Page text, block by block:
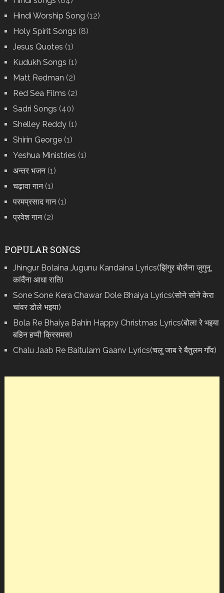
Hindi Worship Song (12)
Holy Spirit Songs (8)
Jesus Quotes (1)
Kudukh Songs (1)
Matt Redman (2)
Red Sea Films (2)
Sadri Songs (40)
Shelley Reddy(1)
Shirin George(1)
Yeshua Ministries (1)
अन्तर भजन(1)
चढ़ावा गान(1)
परमप्रसाद गान(1)
प्रवेश गान(2)
POPULAR SONGS
Jhingur Bolaina Jugunu Kandaina Lyrics(झिंगुर बोलैना जुगुनू
कांदैंना आधा राति)
Sone Sone Kera Chawar Dole Bhaiya Lyrics(सोने सोने केरा
चांवर डोले भइया)
Bola Re Bh‌aiya Bahin Happy Christmas Lyrics(बोला रे भ‌इया
बहिन हप्पी क्रिसमस)
Chalu Jaab Re Baitulam Gaanv Lyrics(चलु जाब रे बैतुलम गाँव)